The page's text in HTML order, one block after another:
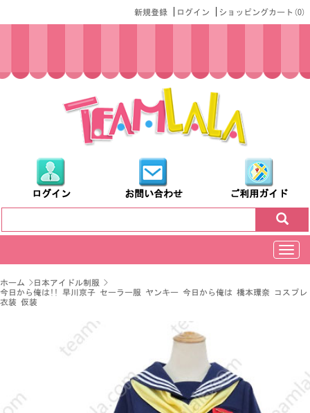
ショッピングカート(0)
ログイン
新規登録
ログイン お問い合わせ ご利用ガイド
切
换
航
ホーム >日本アイドル制服 >
今日から俺は!! 早川京子 セーラー服 ヤンキー 今日から俺は 橋本環奈 コスプレ
衣装 仮装